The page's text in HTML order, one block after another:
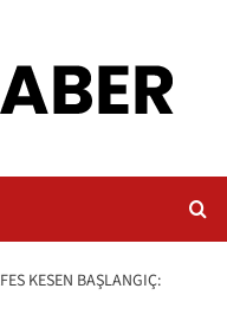
KESEN BAŞLANGIÇ: